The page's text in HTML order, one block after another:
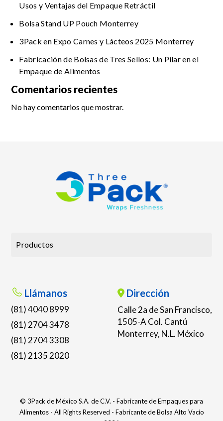
Usos y Ventajas del Empaque Retráctil
Bolsa Stand UP Pouch Monterrey
3Pack en Expo Carnes y Lácteos 2025 Monterrey
Fabricación de Bolsas de Tres Sellos: Un Pilar en el
Empaque de Alimentos
Comentarios recientes
No hay comentarios que mostrar.
Productos
Llámanos
(81) 4040 8999
(81) 2704 3478
(81) 2704 3308
(81) 2135 2020
Dirección
Calle 2a de San Francisco,
1505-A Col. Cantú
Monterrey, N.L. México
© 3Pack de México S.A. de C.V. - Fabricante de Empaques para
Alimentos - All Rights Reserved - Fabricante de Bolsa Alto Vacío